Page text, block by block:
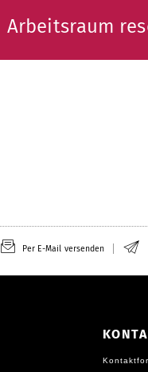
Arbeitsraum
Per E-Mail versenden